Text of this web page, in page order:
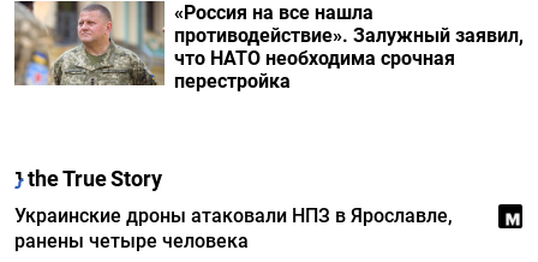
«Россия на все нашла
противодействие». Залужный заявил,
что НАТО необходима срочная
перестройка